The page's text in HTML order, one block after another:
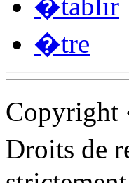
�tre
Droits de